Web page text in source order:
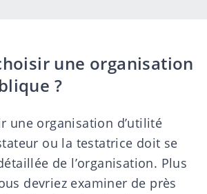
une organisation
?
une organisation d’utilité
ou la testatrice doit se
de l’organisation. Plus
devriez examiner de près